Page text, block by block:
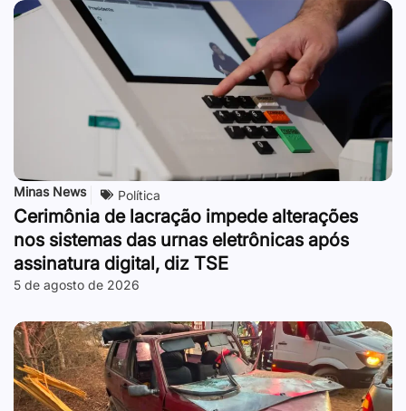
Minas News Política
Cerimônia de lacração impede alterações
nos sistemas das urnas eletrônicas após
assinatura digital, diz TSE
5 de agosto de 2026